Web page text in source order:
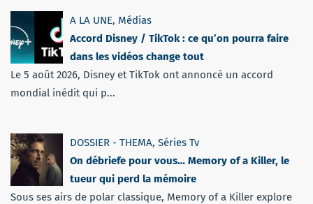
A LA UNE, Médias
Accord Disney / TikTok : ce qu’on pourra faire
dans les vidéos change tout
Le 5 août 2026, Disney et TikTok ont annoncé un accord
mondial inédit qui p...
DOSSIER - THEMA, Séries Tv
On débriefe pour vous… Memory of a Killer, le
tueur qui perd la mémoire
Sous ses airs de polar classique, Memory of a Killer explore